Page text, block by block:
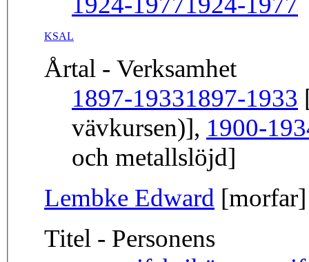
KSAL
Årtal - Verksamhet
1897-19331897-1933
vävkursen)], 1900-
och metallslöjd]
Lembke Edward [morfar]
Titel - Personens